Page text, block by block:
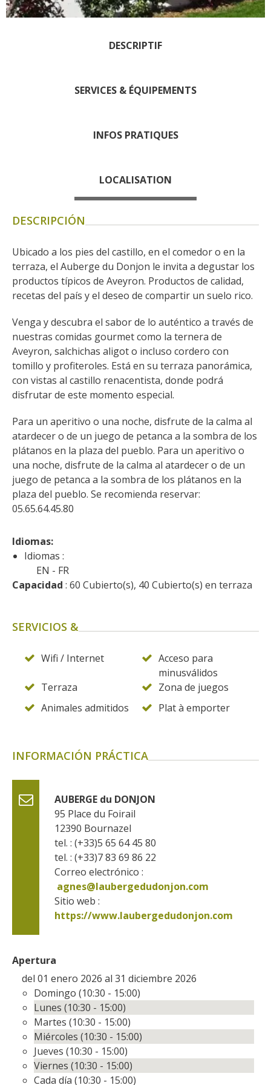
Rouquier en Goutrens
La Palairie en Goutrens
artistas y artesanos
Las ferias y mercados
Recetas y productos locales
Pasear en menos
de cien
kilómetros
Francia
Otras hermosas aldeas
El Pays des Bastides du
Rouergue
Las ciudades y países de
De la valle del Lot al País
Decazeville – Aubin
Patrimonio mundial de la
UNESCO
DESCRIPTIF
SERVICES & ÉQUIPEMENTS
INFOS PRATIQUES
LOCALISATION
DESCRIPCIÓN
Ubicado a los pies del castillo, en el comedor o en la
terraza, el Auberge du Donjon le invita a degustar los
productos típicos de Aveyron. Productos de calidad,
recetas del país y el deseo de compartir un suelo rico.
Venga y descubra el sabor de lo auténtico a través de
nuestras comidas gourmet como la ternera de
Aveyron, salchichas aligot o incluso cordero con
tomillo y profiteroles. Está en su terraza panorámica,
con vistas al castillo renacentista, donde podrá
disfrutar de este momento especial.
Para un aperitivo o una noche, disfrute de la calma al
atardecer o de un juego de petanca a la sombra de los
plátanos en la plaza del pueblo. Para un aperitivo o
una noche, disfrute de la calma al atardecer o de un
juego de petanca a la sombra de los plátanos en la
plaza del pueblo. Se recomienda reservar:
05.65.64.45.80
Idiomas:
Idiomas :
EN
FR
Capacidad : 60 Cubierto(s), 40 Cubierto(s) en terraza
SERVICIOS &
Wifi / Internet
Acceso para
minusválidos
Terraza
Zona de juegos
Animales admitidos
Plat à emporter
INFORMACIÓN PRÁCTICA
AUBERGE du DONJON
95 Place du Foirail
12390 Bournazel
tel. : (+33)5 65 64 45 80
tel. : (+33)7 83 69 86 22
Correo electrónico :
agnes@laubergedudonjon.com
https://www.laubergedudonjon.com
Apertura
del 01 enero 2026 al 31 diciembre 2026
Domingo (10:30 - 15:00)
Lunes (10:30 - 15:00)
Martes (10:30 - 15:00)
Miércoles (10:30 - 15:00)
Jueves (10:30 - 15:00)
Viernes (10:30 - 15:00)
Cada día (10:30 - 15:00)